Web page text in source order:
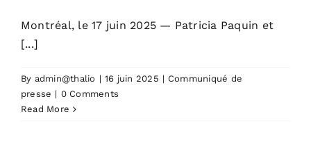
Montréal, le 17 juin 2025 — Patricia Paquin et
[...]
By admin@thalio | 16 juin 2025 | Communiqué de
presse | 0 Comments
Read More